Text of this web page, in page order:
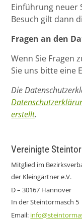
Einführung neuer
Besuch gilt dann
Fragen an den
Wenn Sie Fragen
Sie uns bitte eine
Die
erstellt.
Vereinigte
Mitglied im
der Kleingärtner e.V.
D – 30167 Hannover
In der Steintormasch 5
Email: